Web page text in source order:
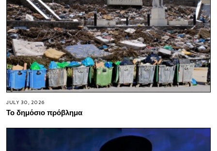
JULY 30, 2026
Το δημόσιο πρόβλημα